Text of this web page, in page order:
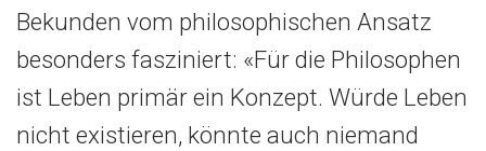
Bekunden vom philosophischen Ansatz
besonders fasziniert: «Für die Philosophen
ist Leben primär ein Konzept. Würde Leben
nicht existieren, könnte auch niemand